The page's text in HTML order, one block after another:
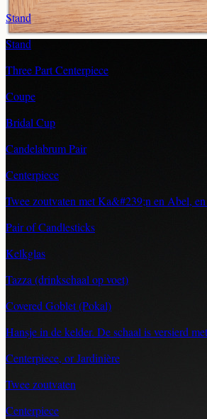
Stand
Stand
Three Part Centerpiece
Coupe
Bridal Cup
Candelabrum Pair
Centerpiece
Twee zoutvaten met Ka&#239;n en Abel,
Pair of Candlesticks
Kelkglas
Tazza (drinkschaal op voet)
Covered Goblet (Pokal)
Hansje in de kelder. De schaal is versierd
Centerpiece, or Jardinière
Twee zoutvaten
Centerpiece